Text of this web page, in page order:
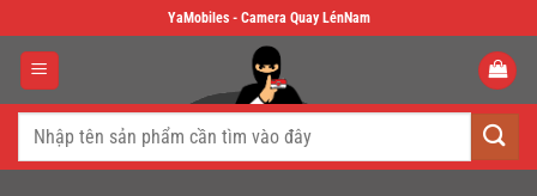
to
content
YaMobiles - Camera Quay LénNam
Tìm